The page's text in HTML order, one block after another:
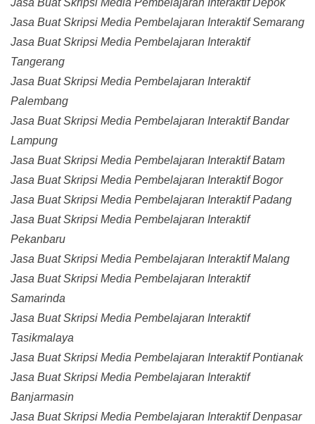
Jasa Buat Skripsi Media Pembelajaran Interaktif Depok
Jasa Buat Skripsi Media Pembelajaran Interaktif Semarang
Jasa Buat Skripsi Media Pembelajaran Interaktif
Tangerang
Jasa Buat Skripsi Media Pembelajaran Interaktif
Palembang
Jasa Buat Skripsi Media Pembelajaran Interaktif Bandar
Lampung
Jasa Buat Skripsi Media Pembelajaran Interaktif Batam
Jasa Buat Skripsi Media Pembelajaran Interaktif Bogor
Jasa Buat Skripsi Media Pembelajaran Interaktif Padang
Jasa Buat Skripsi Media Pembelajaran Interaktif
Pekanbaru
Jasa Buat Skripsi Media Pembelajaran Interaktif Malang
Jasa Buat Skripsi Media Pembelajaran Interaktif
Samarinda
Jasa Buat Skripsi Media Pembelajaran Interaktif
Tasikmalaya
Jasa Buat Skripsi Media Pembelajaran Interaktif Pontianak
Jasa Buat Skripsi Media Pembelajaran Interaktif
Banjarmasin
Jasa Buat Skripsi Media Pembelajaran Interaktif Denpasar